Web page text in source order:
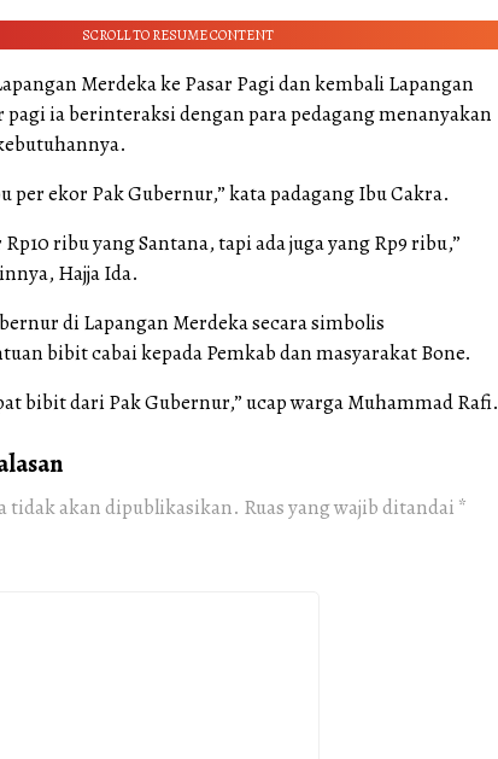
SCROLL TO RESUME CONTENT
Merdeka ke Pasar Pagi dan kembali Lapangan
pagi ia berinteraksi dengan para pedagang menanyakan
per ekor Pak Gubernur,” kata padagang Ibu Cakra.
ribu yang Santana, tapi ada juga yang Rp9 ribu,”
Hajja Ida.
di Lapangan Merdeka secara simbolis
bibit cabai kepada Pemkab dan masyarakat Bone.
bibit dari Pak Gubernur,” ucap warga Muhammad Rafi.
tidak akan dipublikasikan. Ruas yang wajib ditandai *